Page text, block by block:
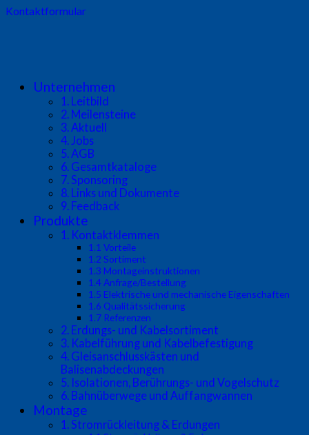
Kontaktformular
Unternehmen
1. Leitbild
2. Meilensteine
3. Aktuell
4. Jobs
5. AGB
6. Gesamtkataloge
7. Sponsoring
8. Links und Dokumente
9. Feedback
Produkte
1. Kontaktklemmen
1.1 Vorteile
1.2 Sortiment
1.3 Montageinstruktionen
1.4 Anfrage/Bestellung
1.5 Elektrische und mechanische Eigenschaften
1.6 Qualitätssicherung
1.7 Referenzen
2. Erdungs- und Kabelsortiment
3. Kabelführung und Kabelbefestigung
4. Gleisanschlusskästen und
Balisenabdeckungen
5. Isolationen, Berührungs- und Vogelschutz
6. Bahnüberwege und Auffangwannen
Montage
1. Stromrückleitung & Erdungen